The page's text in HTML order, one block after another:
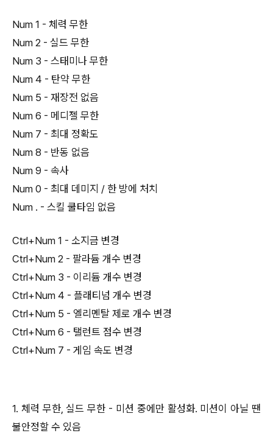
Num 1 - 체력 무한
Num 2 - 실드 무한
Num 3 - 스태미나 무한
Num 4 - 탄약 무한
Num 5 - 재장전 없음
Num 6 - 메디젤 무한
Num 7 - 최대 정확도
Num 8 - 반동 없음
Num 9 - 속사
Num 0 - 최대 데미지 / 한 방에 처치
Num . - 스킬 쿨타임 없음
Ctrl+Num 1 - 소지금 변경
Ctrl+Num 2 - 팔라듐 개수 변경
Ctrl+Num 3 - 이리듐 개수 변경
Ctrl+Num 4 - 플래티넘 개수 변경
Ctrl+Num 5 - 엘리멘탈 제로 개수 변경
Ctrl+Num 6 - 탤런트 점수 변경
Ctrl+Num 7 - 게임 속도 변경
1. 체력 무한, 실드 무한 - 미션 중에만 활성화. 미션이 아닐 땐
불안정할 수 있음